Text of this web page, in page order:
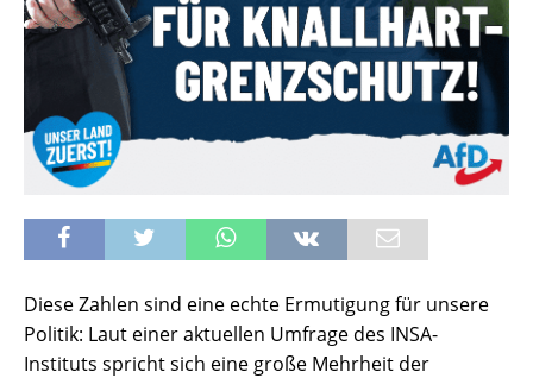
Diese Zahlen sind eine echte Ermutigung für unsere
Politik: Laut einer aktuellen Umfrage des INSA-
Instituts spricht sich eine große Mehrheit der